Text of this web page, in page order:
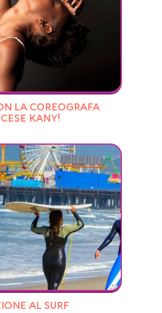
LA COREOGRAFA
KANY!
AL SURF